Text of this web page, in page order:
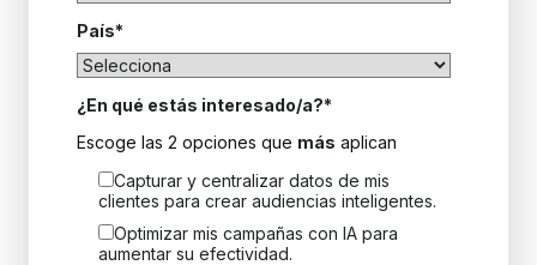
País*
¿En qué estás interesado/a?*
Escoge las 2 opciones que más aplican
Capturar y centralizar datos de mis
clientes para crear audiencias inteligentes.
Optimizar mis campañas con IA para
aumentar su efectividad.